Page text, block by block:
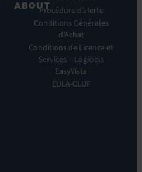
ABOUT
Qui
sommes
Notre
Procédure d’alerte
Conditions Générales
d’Achat
Conditions de Licence et
Services – Logiciels
EasyVista
EULA-CLUF